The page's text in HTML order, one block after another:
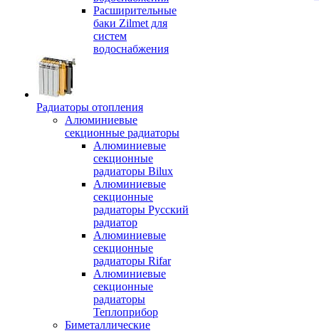
Расширительные
баки Zilmet для
систем
водоснабжения
Радиаторы отопления
Алюминиевые
секционные радиаторы
Алюминиевые
секционные
радиаторы Bilux
Алюминиевые
секционные
радиаторы Русский
радиатор
Алюминиевые
секционные
радиаторы Rifar
Алюминиевые
секционные
радиаторы
Теплоприбор
Биметаллические